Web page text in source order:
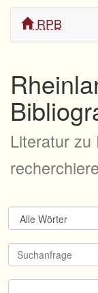
RPB
Literatur zu